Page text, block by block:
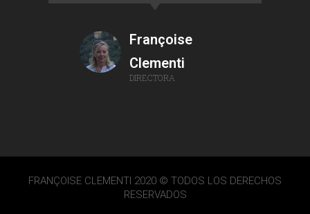
Françoise
Clementi
DIRECTORA
FRANÇOISE CLEMENTI 2020 © TODOS LOS DERECHOS
RESERVADOS